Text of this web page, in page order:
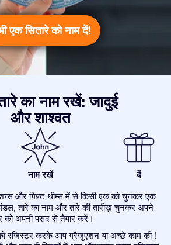
एक सितारे को नाम दें!
का नाम रखें: जादुई
और शाश्वत
नाम रखें दें
और गिफ़्ट थीम्स में से किसी एक को चुनकर एक
तारे का नाम और तारे की तारीख़ चुनकर अपने
को अपनी पसंद से तैयार करें।
को रजिस्टर करके आप ग्रैजुएशन या अच्छे काम की !